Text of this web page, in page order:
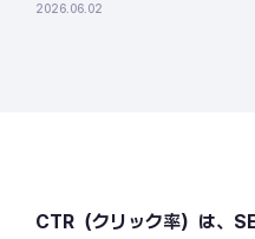
2026.06.02
CTR（クリック率）は、